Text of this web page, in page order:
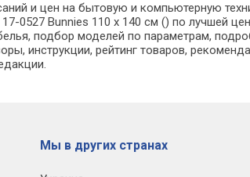
и цен на бытовую и компьютерную
0527 Bunnies 110 x 140 см () по лучшей
подбор моделей по параметрам,
инструкции, рейтинг товаров,
Мы в других странах